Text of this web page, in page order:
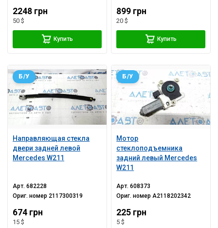
2248 грн
50 $
Купить
899 грн
20 $
Купить
Направляющая стекла
двери задней левой
Mercedes W211
Б/У
Арт.682228
Ориг. номер 2117300319
674 грн
15 $
Мотор
стеклоподъемника
задний левый Mercedes
W211
Б/У
Арт.608373
Ориг. номерA2118202342
225 грн
5 $